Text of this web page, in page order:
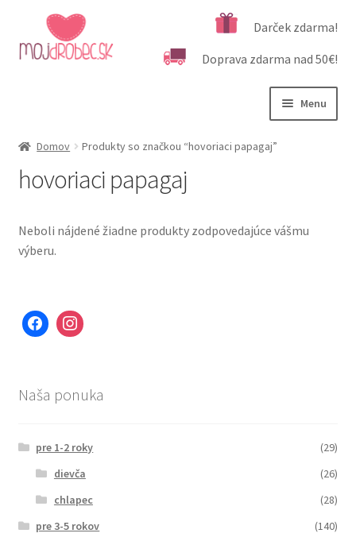
Preskočiť
na
navigáciu
Preskočiť
na
obsah
Darček zdarma!
Doprava zdarma nad 50€!
Menu
Podľa veku
Kategórie produktov
Dôležité informácie
Domov Produkty so značkou “hovoriaci papagaj”
hovoriaci papagaj
Neboli nájdené žiadne produkty zodpovedajúce vášmu
výberu.
Naša ponuka
pre 1-2 roky
(29)
dievča
(26)
chlapec
(28)
pre 3-5 rokov
(140)